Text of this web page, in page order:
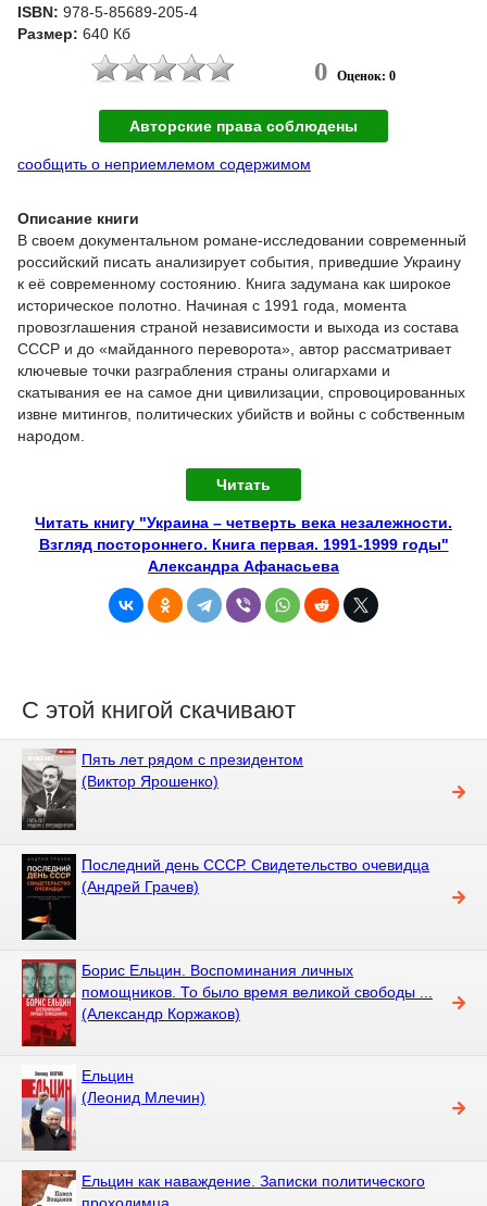
ISBN: 978-5-85689-205-4
Размер: 640 Кб
0 Оценок: 0
Авторские права соблюдены
сообщить о неприемлемом содержимом
Описание книги
В своем документальном романе-исследовании современный
российский писать анализирует события, приведшие Украину
к её современному состоянию. Книга задумана как широкое
историческое полотно. Начиная с 1991 года, момента
провозглашения страной независимости и выхода из состава
СССР и до «майданного переворота», автор рассматривает
ключевые точки разграбления страны олигархами и
скатывания ее на самое дни цивилизации, спровоцированных
извне митингов, политических убийств и войны с собственным
народом.
Читать
Читать книгу "Украина – четверть века незалежности.
Взгляд постороннего. Книга первая. 1991-1999 годы"
Александра Афанасьева
С этой книгой скачивают
Пять лет рядом с президентом
(Виктор Ярошенко)
Последний день СССР. Свидетельство очевидца
(Андрей Грачев)
Борис Ельцин. Воспоминания личных
помощников. То было время великой свободы ...
(Александр Коржаков)
Ельцин
(Леонид Млечин)
Ельцин как наваждение. Записки политического